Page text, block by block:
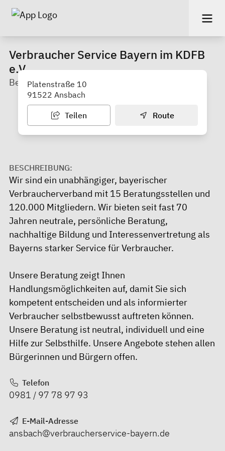
Verbraucher Service Bayern im KDFB
e.V.
Beratungsstelle Ansbach
Platenstraße 10
91522 Ansbach
Teilen Route
BESCHREIBUNG:
Wir sind ein unabhängiger, bayerischer
Verbraucherverband mit 15 Beratungsstellen und
120.000 Mitgliedern. Wir bieten seit fast 70
Jahren neutrale, persönliche Beratung,
nachhaltige Bildung und Interessenvertretung als
Bayerns starker Service für Verbraucher.
Unsere Beratung zeigt Ihnen
Handlungsmöglichkeiten auf, damit Sie sich
kompetent entscheiden und als informierter
Verbraucher selbstbewusst auftreten können.
Unsere Beratung ist neutral, individuell und eine
Hilfe zur Selbsthilfe. Unsere Angebote stehen allen
Bürgerinnen und Bürgern offen.
Telefon
0981 / 97 78 97 93
E-Mail-Adresse
ansbach@verbraucherservice-bayern.de